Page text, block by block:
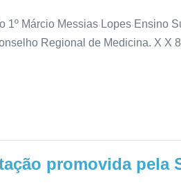
Márcio Messias Lopes Ensino
Regional de Medicina. X X
promovida pela